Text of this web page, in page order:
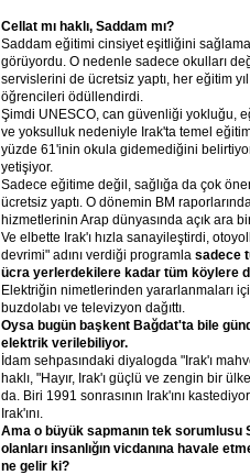
Cellat mı haklı, Saddam mı?
Saddam eğitimi cinsiyet eşitliğini
görüyordu. O nedenle sadece okulları
servislerini de ücretsiz yaptı, her eğitim
öğrencileri ödüllendirdi.
Şimdi UNESCO, can güvenliği yokluğu,
ve yoksulluk nedeniyle Irak'ta temel
yüzde 61'inin okula gidemediğini
yetişiyor.
Sadece eğitime değil, sağlığa da çok
ücretsiz yaptı. O dönemin BM
hizmetlerinin Arap dünyasında açık ara
Ve elbette Irak'ı hızla sanayileştirdi,
devrimi" adını verdiği programla sadece
ücra yerlerdekilere kadar tüm köylere
Elektriğin nimetlerinden yararlanmaları
buzdolabı ve televizyon dağıttı.
Oysa bugün başkent Bağdat'ta bile
elektrik verilebiliyor.
İdam sehpasındaki diyalogda "Irak'ı
haklı, "Hayır, Irak'ı güçlü ve zengin bir
da. Biri 1991 sonrasının Irak'ını
Irak'ını.
Ama o büyük sapmanın tek sorumlusu
olanları insanlığın vicdanına havale
ne gelir ki?